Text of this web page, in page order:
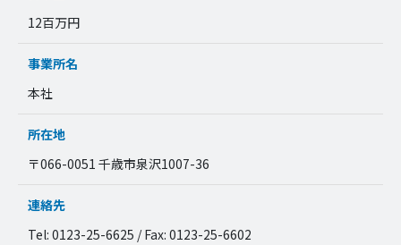
12百万円
事業所名
本社
所在地
〒066-0051 千歳市泉沢1007-36
連絡先
Tel: 0123-25-6625 / Fax: 0123-25-6602